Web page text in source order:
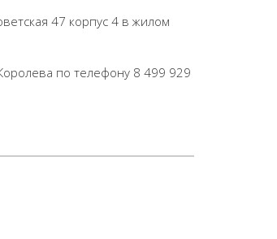
47 корпус 4 в жилом
по телефону 8 499 929